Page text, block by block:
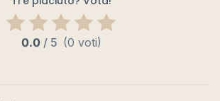
0.0 / 5 (0 voti)